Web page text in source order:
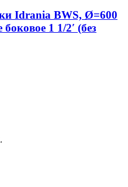
Idrania BWS, Ø=600
1 1/2′ (без